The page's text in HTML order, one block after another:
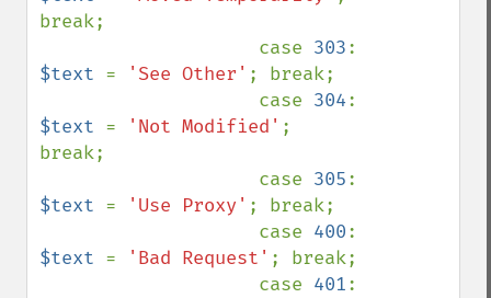
break;
                    case
303
$text = 'See Other' ; break;
                    case
304
$text = 'Not Modified' ;
break;
                    case
305
$text = 'Use Proxy' ; break;
                    case
400
$text = 'Bad Request' ; break;
                    case
401